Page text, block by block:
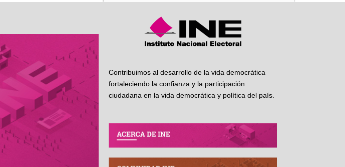
Contribuimos al desarrollo de la vida democrática
fortaleciendo la confianza y la participación
ciudadana en la vida democrática y política del país.